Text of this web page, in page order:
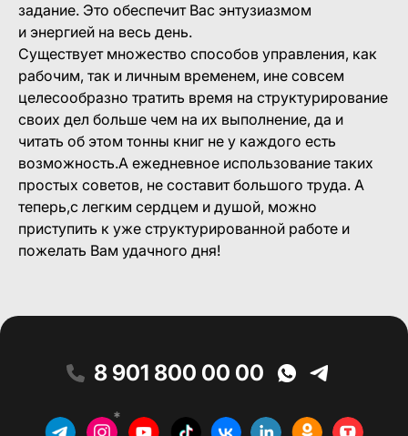
задание. Это обеспечит Вас энтузиазмом
и энергией на весь день.
Существует множество способов управления, как
рабочим, так и личным временем, ине совсем
целесообразно тратить время на структурирование
своих дел больше чем на их выполнение, да и
читать об этом тонны книг не у каждого есть
возможность.А ежедневное использование таких
простых советов, не составит большого труда. А
теперь,с легким сердцем и душой, можно
приступить к уже структурированной работе и
пожелать Вам удачного дня!
8 901 800 00 00
*